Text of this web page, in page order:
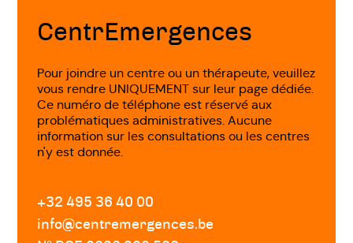
CentrEmergences
Pour joindre un centre ou un thérapeute, veuillez
vous rendre UNIQUEMENT sur leur page dédiée.
Ce numéro de téléphone est réservé aux
problématiques administratives. Aucune
information sur les consultations ou les centres
n'y est donnée.
+32 495 36 40 00
info@centremergences.be